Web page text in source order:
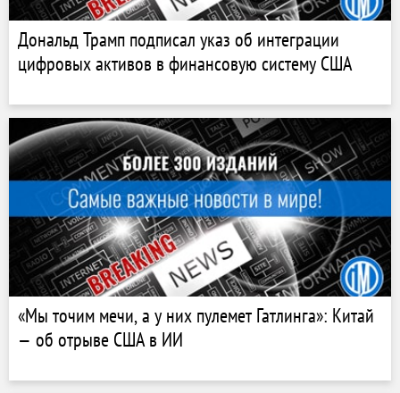
Дональд Трамп подписал указ об интеграции
цифровых активов в финансовую систему США
«Мы точим мечи, а у них пулемет Гатлинга»: Китай
— об отрыве США в ИИ